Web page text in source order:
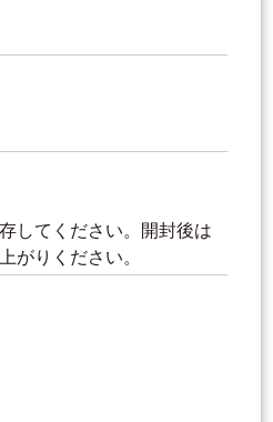
してください。開封後は
がりください。